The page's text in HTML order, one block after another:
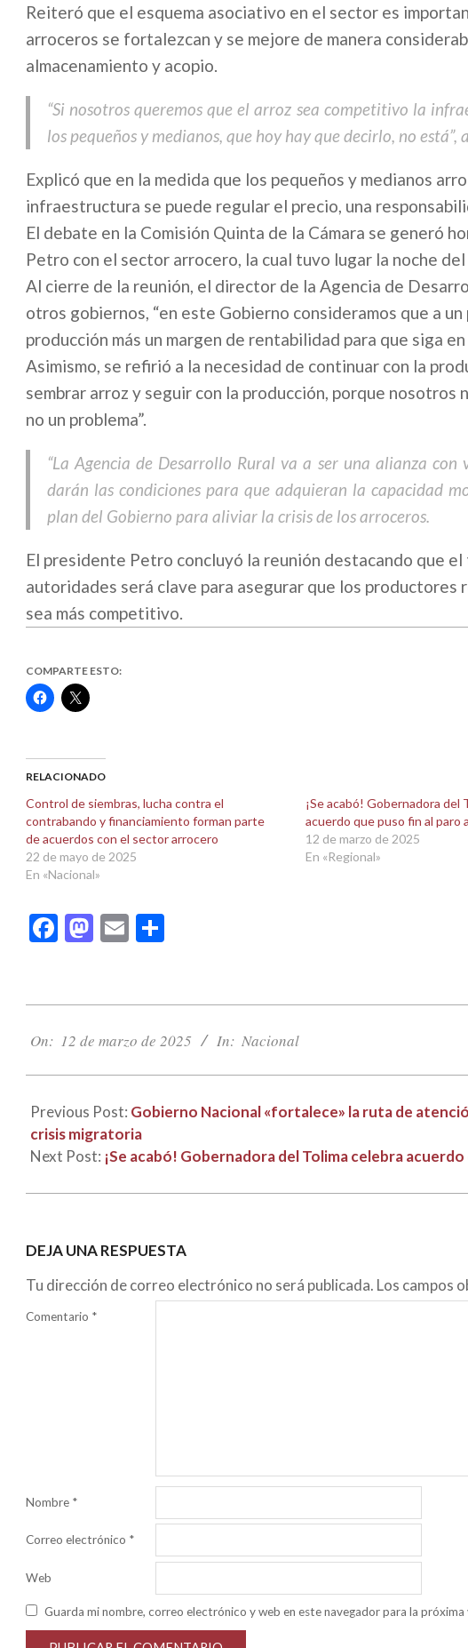
Reiteró que el esquema asociativo en el sector es
arroceros se fortalezcan y se mejore de manera
almacenamiento y acopio.
“Si nosotros queremos que el arroz sea competitivo la
los pequeños y medianos, que hoy hay que decirlo, no
Explicó que en la medida que los pequeños y medianos
infraestructura se puede regular el precio, una
El debate en la Comisión Quinta de la Cámara se generó
Petro con el sector arrocero, la cual tuvo lugar la noche
Al cierre de la reunión, el director de la Agencia de
otros gobiernos, “en este Gobierno consideramos que a
producción más un margen de rentabilidad para que siga
Asimismo, se refirió a la necesidad de continuar con la
sembrar arroz y seguir con la producción, porque
no un problema”.
“La Agencia de Desarrollo Rural va a ser una alianza
darán las condiciones para que adquieran la capacidad
plan del Gobierno para aliviar la crisis de los arroceros.
El presidente Petro concluyó la reunión destacando que
autoridades será clave para asegurar que los
sea más competitivo.
COMPARTE ESTO:
Haz
clic
abre
una
ventana
nueva)
Haz
clic
abre
una
ventana
nueva)
RELACIONADO
Control de siembras, lucha contra el
contrabando y financiamiento forman parte
de acuerdos con el sector arrocero
22 de mayo de 2025
En «Nacional»
¡Se acabó! Gobernadora del
acuerdo que puso fin al paro
12 de marzo de 2025
En «Regional»
Facebook
Mastodon
Email
03-
On: 12 de marzo de 2025 In: Nacional
Previous Post: Gobierno Nacional «fortalece» la ruta de
crisis migratoria
Next Post: ¡Se acabó! Gobernadora del Tolima celebra
DEJA UNA RESPUESTA
Tu dirección de correo electrónico no será publicada. Los campos
Comentario *
Nombre *
Correo electrónico *
Web
Guarda mi nombre, correo electrónico y web en este navegador para la próxima